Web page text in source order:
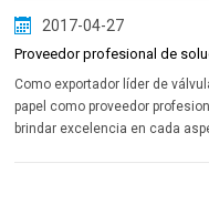
2017-04-27
Proveedor profesional de
Como exportador líder de
papel como proveedor
brindar excelencia en cada